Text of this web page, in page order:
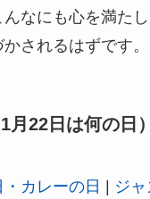
んなにも心を満た
されるはずです。
22日は何の日）
カレーの日 | ジャ